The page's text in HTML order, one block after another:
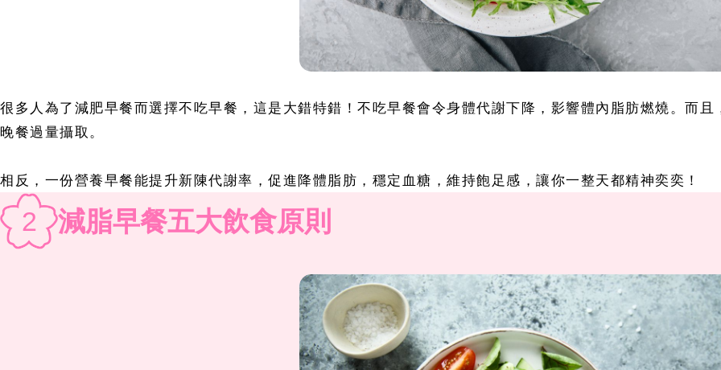
很多人為了減肥早餐而選擇不吃早餐，這是大錯特錯！不吃早餐會令身體代謝下降，影響體內脂肪燃燒。而
晚餐過量攝取。
相反，一份營養早餐能提升新陳代謝率，促進降體脂肪，穩定血糖，維持飽足感，讓你一整天都精神奕奕！
2 減脂早餐五大飲食原則